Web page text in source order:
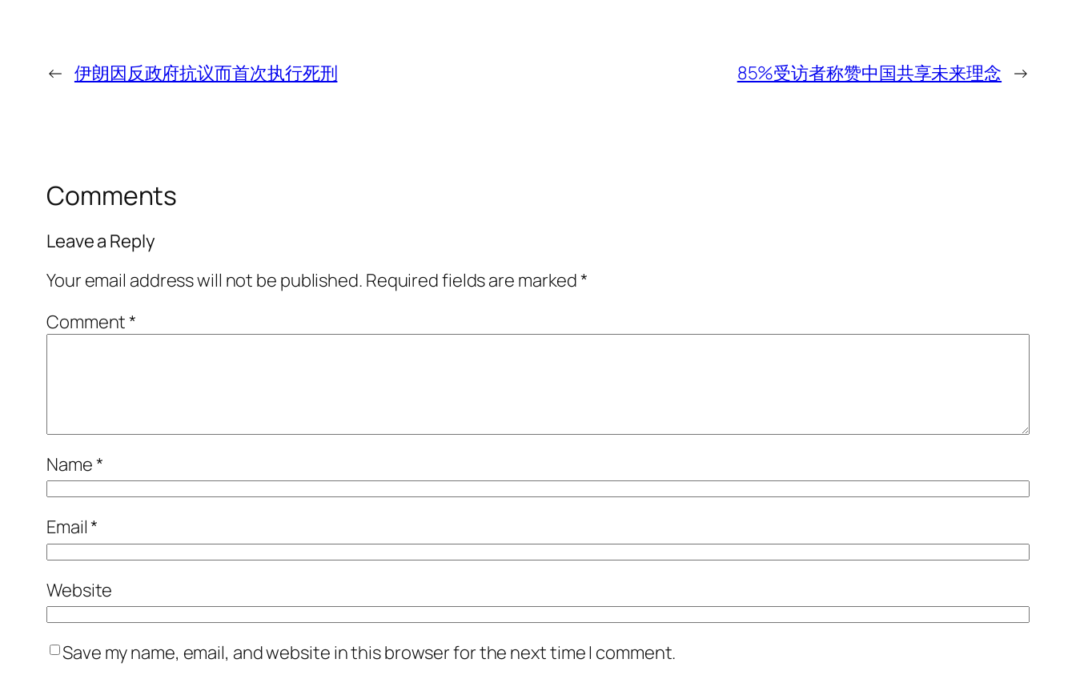
← 伊朗因反政府抗议而首次执行死刑 85%受访者称赞中国共享未来理念 →
Comments
Leave a Reply
Your email address will not be published. Required fields are marked*
Comment*
Name*
Email*
Website
Save my name, email, and website in this browser for the next time I comment.